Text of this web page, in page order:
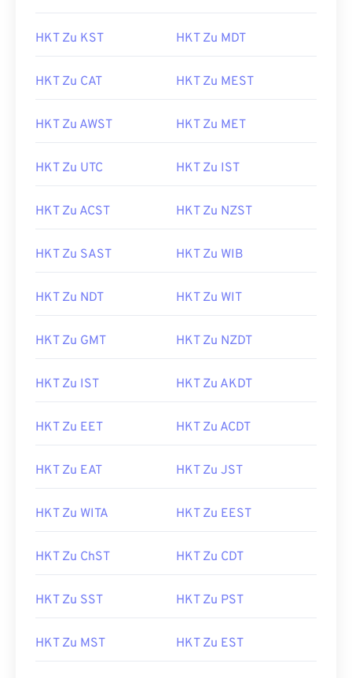
HKT Zu KST HKT Zu MDT
HKT Zu CAT HKT Zu MEST
HKT Zu AWST HKT Zu MET
HKT Zu UTC HKT Zu IST
HKT Zu ACST HKT Zu NZST
HKT Zu SAST HKT Zu WIB
HKT Zu NDT HKT Zu WIT
HKT Zu GMT HKT Zu NZDT
HKT Zu IST HKT Zu AKDT
HKT Zu EET HKT Zu ACDT
HKT Zu EAT HKT Zu JST
HKT Zu WITA HKT Zu EEST
HKT Zu ChST HKT Zu CDT
HKT Zu SST HKT Zu PST
HKT Zu MST HKT Zu EST